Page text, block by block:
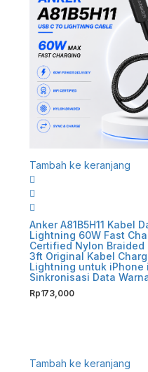
Tambah ke keranjang
Anker A81B5H11 Kabel
Lightning 60W Fast
Certified Nylon Braided
3ft Original Kabel
Lightning untuk iPhone
Sinkronisasi Data
Rp173,000
Tambah ke keranjang